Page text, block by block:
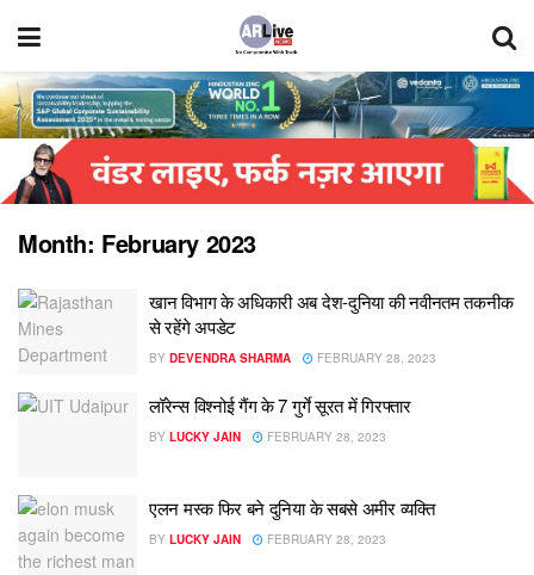
Month: February 2023
खान विभाग के अधिकारी अब देश-दुनिया की नवीनतम तकनीक
से रहेंगे अपडेट
BY DEVENDRA SHARMA FEBRUARY 28, 2023
लॉरेन्स विश्नोई गैंग के 7 गुर्गे सूरत में गिरफ्तार
BY LUCKY JAIN FEBRUARY 28, 2023
एलन मस्क फिर बने दुनिया के सबसे अमीर व्यक्ति
BY LUCKY JAIN FEBRUARY 28, 2023